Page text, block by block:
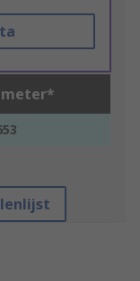
meter*